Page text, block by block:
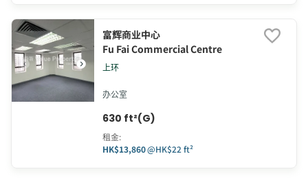
富辉商业中心
Fu Fai Commercial Centre
上环
办公室
630 ft²(G)
租金:
HK$13,860@HK$22 ft²